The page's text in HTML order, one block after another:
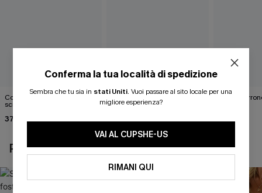
Completo bikini verde con
scritta "Matematica per
37,00 €
Completo bikini color verde
salvia rilassante
Bikini
POTREBBE INTERESSARTI ANCHE
Conferma la tua località di spedizione
Sembra che tu sia in stati Uniti. Vuoi passare al sito locale per una
migliore esperienza?
VAI AL CUPSHE-US
RIMANI QUI